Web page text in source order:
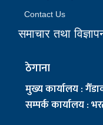
Contact Us
समाचार तथा
ठेगाना
मुख्य कार्यालय :
सम्पर्क कार्यालय :